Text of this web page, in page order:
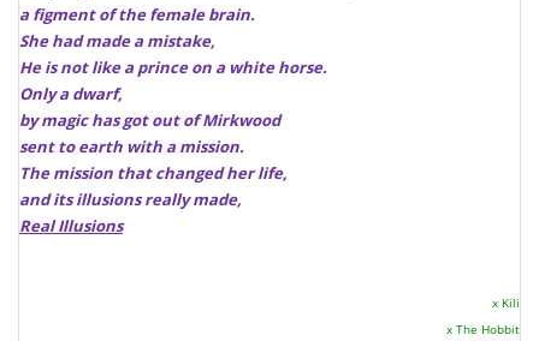
a figment of the female brain.
She had made a mistake,
He is not like a prince on a white horse.
Only a dwarf,
by magic has got out of Mirkwood
sent to earth with a mission.
The mission that changed her life,
and its illusions really made,
Real Illusions
x Kili
x The Hobbit